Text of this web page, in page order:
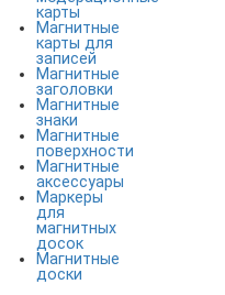
карты
Магнитные
карты для
записей
Магнитные
заголовки
Магнитные
знаки
Магнитные
поверхности
Магнитные
аксессуары
Маркеры
для
магнитных
досок
Магнитные
доски